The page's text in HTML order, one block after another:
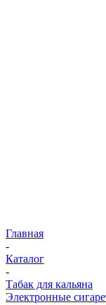
Главная
-
Каталог
-
Табак для кальяна
Электронные